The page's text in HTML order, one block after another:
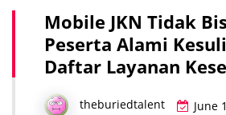
Mobile JKN Tidak
Peserta Alami
Daftar Layanan
theburiedtalent June